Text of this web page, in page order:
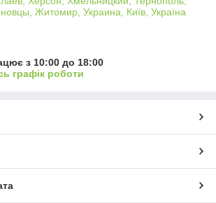
Житомир, Украина, Київ, Україна
з 10:00 до 18:00
графік роботи